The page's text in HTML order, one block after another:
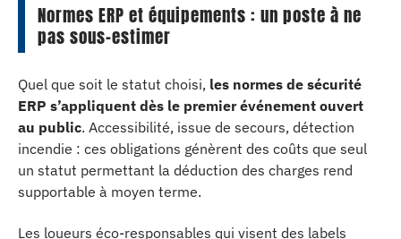
Normes ERP et équipements : un poste à ne
pas sous-estimer
Quel que soit le statut choisi, les normes de sécurité
ERP s’appliquent dès le premier événement ouvert
au public. Accessibilité, issue de secours, détection
incendie : ces obligations génèrent des coûts que seul
un statut permettant la déduction des charges rend
supportable à moyen terme.
Les loueurs éco-responsables qui visent des labels